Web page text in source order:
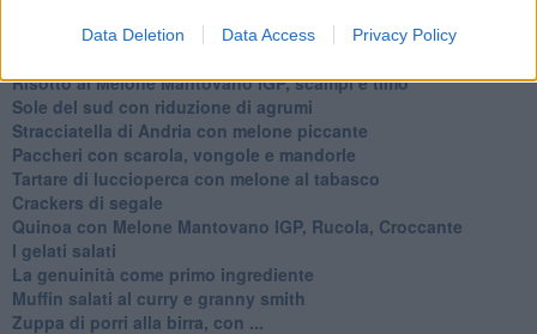
Data Deletion Data Access Privacy Policy
Cheesecake al melone mantovano IGP
Risotto al Melone Mantovano IGP, scampi e timo
Sole del sud con riduzione di agrumi
Stracciatella di Andria con melone piccante
Paccheri con scarola, vongole e mandorle
Tartare di luccioperca con melone al tabasco
Crackers di segale
Quinoa con Melone Mantovano IGP, Rucola, Croccante
I gelati salati
La genuinità come primo ingrediente
Muffin salati al curry e granny smith
Zuppa di porri alla birra, con ...